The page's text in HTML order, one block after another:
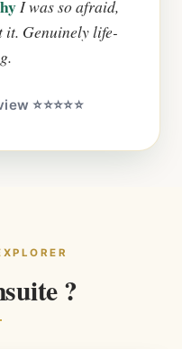
I was so afraid,
it. Genuinely life-
⭐⭐⭐⭐⭐
?